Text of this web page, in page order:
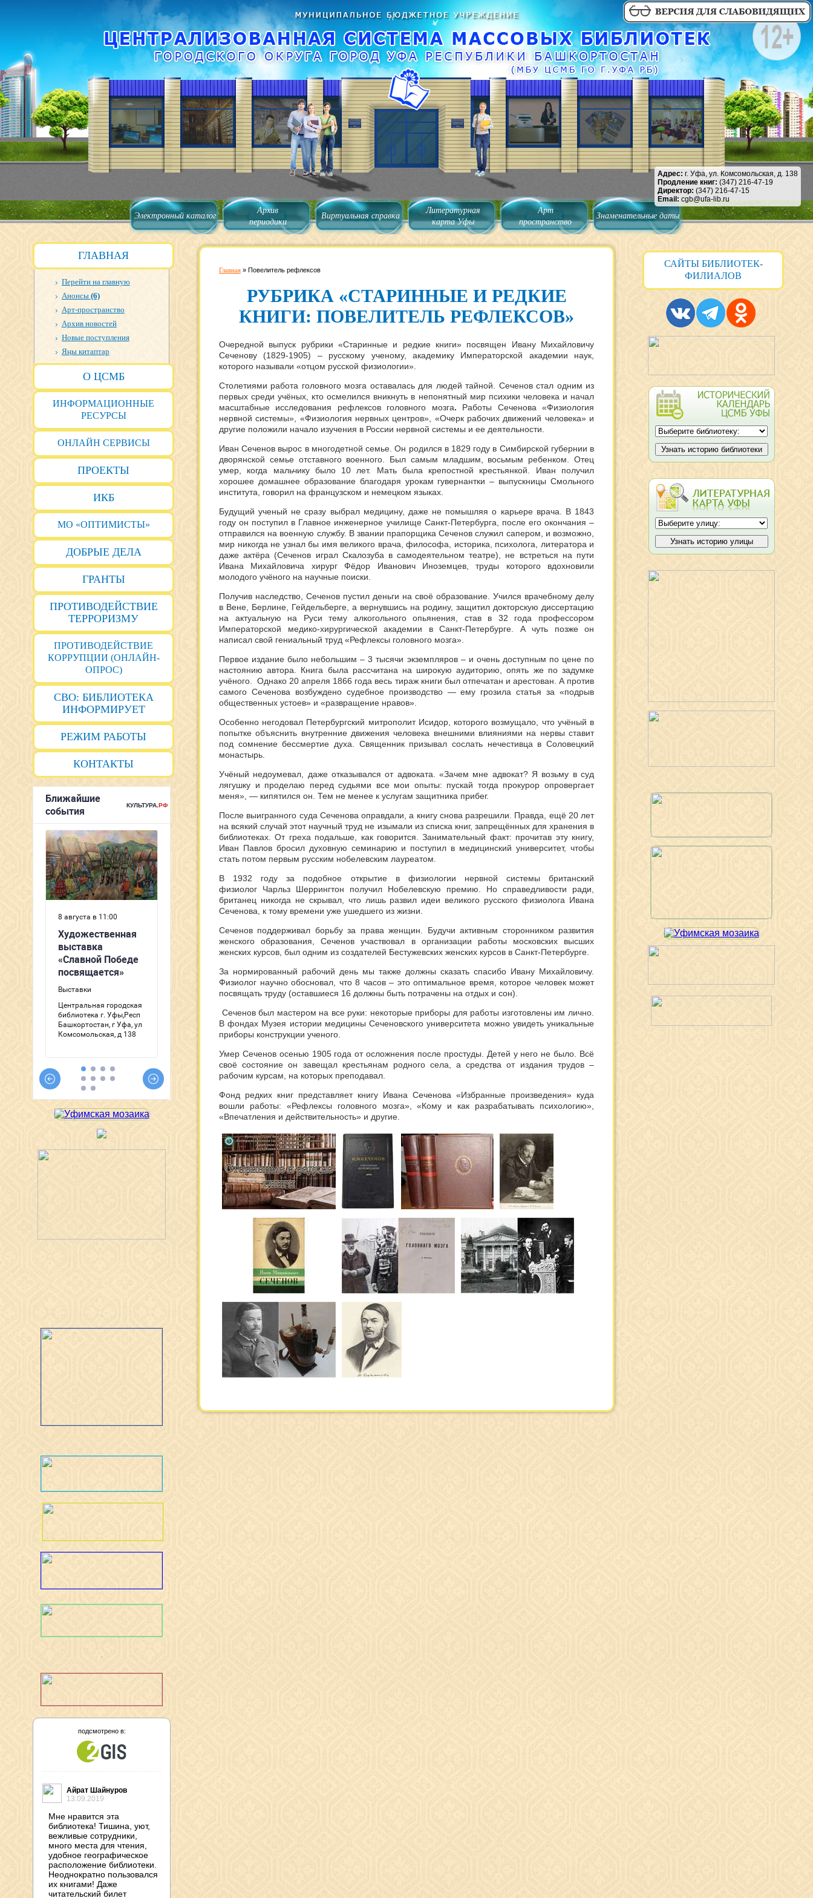
Электронный каталог
Архив
периодики
Виртуальная справка
Литературная
карта Уфы
Арт
пространство
Знаменательные даты
ГЛАВНАЯ
Перейти на главную
Анонсы (6)
Арт-пространство
Архив новостей
Новые поступления
Яңы китаптар
О ЦСМБ
ИНФОРМАЦИОННЫЕ
РЕСУРСЫ
ОНЛАЙН СЕРВИСЫ
ПРОЕКТЫ
ИКБ
МО «ОПТИМИСТЫ»
ДОБРЫЕ ДЕЛА
ГРАНТЫ
ПРОТИВОДЕЙСТВИЕ
ТЕРРОРИЗМУ
ПРОТИВОДЕЙСТВИЕ
КОРРУПЦИИ (ОНЛАЙН-
ОПРОС)
СВО: БИБЛИОТЕКА
ИНФОРМИРУЕТ
РЕЖИМ РАБОТЫ
КОНТАКТЫ
подсмотрено в:
Айрат Шайнуров
13.09.2019
Мне нравится эта
библиотека! Тишина, уют,
вежливые сотрудники,
много места для чтения,
удобное географическое
расположение библиотеки.
Неоднократно пользовался
их книгами! Даже
читательский билет
Главная » Повелитель рефлексов
РУБРИКА «СТАРИННЫЕ И РЕДКИЕ
КНИГИ: ПОВЕЛИТЕЛЬ РЕФЛЕКСОВ»
Очередной выпуск рубрики «Старинные и редкие книги» посвящен Ивану Михайловичу
Сеченову (1829-1905) – русскому ученому, академику Императорской академии наук,
которого называли «отцом русской физиологии».
Столетиями работа головного мозга оставалась для людей тайной. Сеченов стал одним из
первых среди учёных, кто осмелился вникнуть в непонятный мир психики человека и начал
масштабные исследования рефлексов головного мозга. Работы Сеченова «Физиология
нервной системы», «Физиология нервных центров», «Очерк рабочих движений человека» и
другие положили начало изучения в России нервной системы и ее деятельности.
Иван Сеченов вырос в многодетной семье. Он родился в 1829 году в Симбирской губернии в
дворянской семье отставного военного. Был самым младшим, восьмым ребенком. Отец
умер, когда мальчику было 10 лет. Мать была крепостной крестьянкой. Иван получил
хорошее домашнее образование благодаря урокам гувернантки – выпускницы Смольного
института, говорил на французском и немецком языках.
Будущий ученый не сразу выбрал медицину, даже не помышляя о карьере врача. В 1843
году он поступил в Главное инженерное училище Санкт-Петербурга, после его окончания –
отправился на военную службу. В звании прапорщика Сеченов служил сапером, и возможно,
мир никогда не узнал бы имя великого врача, философа, историка, психолога, литератора и
даже актёра (Сеченов играл Скалозуба в самодеятельном театре), не встреться на пути
Ивана Михайловича хирург Фёдор Иванович Иноземцев, труды которого вдохновили
молодого учёного на научные поиски.
Получив наследство, Сеченов пустил деньги на своё образование. Учился врачебному делу
в Вене, Берлине, Гейдельберге, а вернувшись на родину, защитил докторскую диссертацию
на актуальную на Руси тему алкогольного опьянения, став в 32 года профессором
Императорской медико-хирургической академии в Санкт-Петербурге. А чуть позже он
написал свой гениальный труд «Рефлексы головного мозга».
Первое издание было небольшим – 3 тысячи экземпляров – и очень доступным по цене по
настоянию автора. Книга была рассчитана на широкую аудиторию, опять же по задумке
учёного. Однако 20 апреля 1866 года весь тираж книги был отпечатан и арестован. А против
самого Сеченова возбуждено судебное производство — ему грозила статья за «подрыв
общественных устоев» и «развращение нравов».
Особенно негодовал Петербургский митрополит Исидор, которого возмущало, что учёный в
попытке объяснить внутренние движения человека внеш­ними влияниями на нервы ставит
под сомнение бессмертие духа. Священник призывал сослать нечестивца в Соловецкий
монастырь.
Учёный недоумевал, даже отказывался от адвоката. «Зачем мне адвокат? Я возьму в суд
лягушку и проделаю перед судьями все мои опыты: пускай тогда прокурор опровергает
меня», — кипятился он. Тем не менее к услугам защитника прибег.
После выигранного суда Сеченова оправдали, а книгу снова разрешили. Правда, ещё 20 лет
на всякий случай этот научный труд не изымали из списка книг, запрещённых для хранения в
библиотеках. От греха подальше, как говорится. Занимательный факт: прочитав эту книгу,
Иван Павлов бросил духовную семинарию и поступил в медицинский университет, чтобы
стать потом первым русским нобелевским лауреатом.
В 1932 году за подобное открытие в физиологии нервной системы британский
физиолог
Чарльз Шеррингтон получил Нобелевскую премию. Но справедливости ради,
британец никогда не скрывал, что лишь развил идеи великого русского физиолога Ивана
Сеченова, к тому времени уже ушедшего из жизни.
Сеченов поддерживал борьбу за права женщин. Будучи активным сторонником развития
женского образования, Сеченов участвовал в организации работы московских высших
женских курсов, был одним из создателей Бестужевских женских курсов в Санкт-Петербурге.
За нормированный рабочий день мы также должны сказать спасибо Ивану Михайловичу.
Физиолог научно обосновал, что 8 часов – это оптимальное время, которое человек может
посвящать труду (оставшиеся 16 должны быть потрачены на отдых и сон).
Сеченов был мастером на все руки: некоторые приборы для работы изготовлены им лично.
В фондах Музея истории медицины Сеченовского университета можно увидеть уникальные
приборы конструкции ученого.
Умер Сеченов осенью 1905 года от осложнения после простуды. Детей у него не было. Всё
своё состояние он завещал крестьянам родного села, а средства от издания трудов –
рабочим курсам, на которых преподавал.
Фонд редких книг представляет книгу Ивана Сеченова «Избранные произведения» куда
вошли работы: «Рефлексы головного мозга», «Кому и как разрабатывать психологию»,
«Впечатления и действительность» и другие.
САЙТЫ БИБЛИОТЕК-
ФИЛИАЛОВ
Адрес: г. Уфа, ул. Комсомольская, д. 138
Продление книг: (347) 216-47-19
Директор: (347) 216-47-15
Email: cgb@ufa-lib.ru